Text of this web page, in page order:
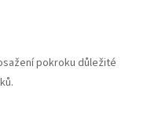
pokroku důležité